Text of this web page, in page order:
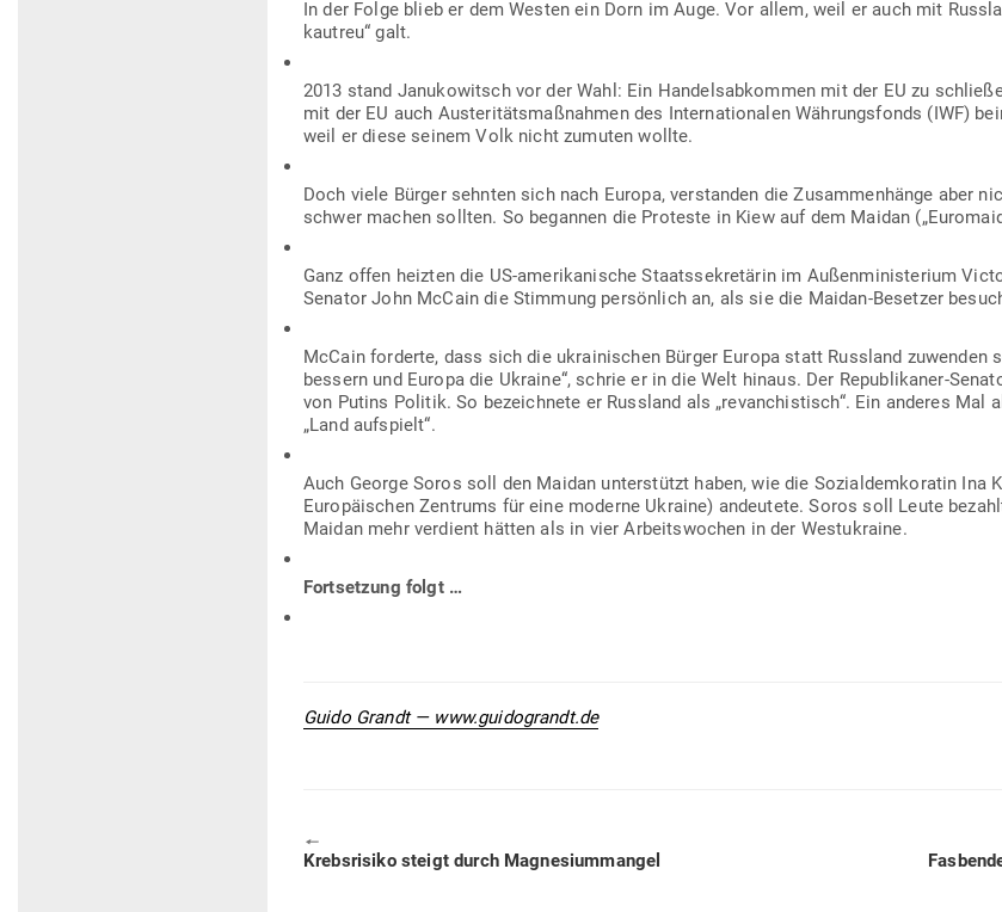
In der Folge blieb er dem Westen ein Dorn im Auge. Vor allem, weil er auch mit
kautreu“ galt.
2013 stand Janu­ko­witsch vor der Wahl: Ein Han­dels­ab­kommen mit der EU zu
mit der EU auch Austeri­täts­maß­nahmen des Inter­na­tio­nalen Wäh­rungs­fonds (IWF)
weil er diese seinem Volk nicht zumuten wollte.
Doch viele Bürger sehnten sich nach Europa, ver­standen die Zusam­men­hänge aber
schwer machen sollten. So begannen die Pro­teste in Kiew auf dem Maidan
Ganz offen heizten die US-ame­ri­ka­nische Staats­se­kre­tärin im Außen­mi­nis­terium
Senator John McCain die Stimmung per­sönlich an, als sie die Maidan-Besetzer
McCain for­derte, dass sich die ukrai­ni­schen Bürger Europa statt Russland zuwenden
bessern und Europa die Ukraine“, schrie er in die Welt hinaus. Der Repu­bli­kaner-
von Putins Politik. So bezeichnete er Russland als „revan­chis­tisch“. Ein anderes Mal
„Land aufspielt“.
Auch George Soros soll den Maidan unter­stützt haben, wie die Sozi­al­dem­ko­ratin Ina
Euro­päi­schen Zen­trums für eine moderne Ukraine) andeutete. Soros soll Leute
Maidan mehr ver­dient hätten als in vier Arbeits­wochen in der Westukraine.
Fort­setzung folgt …
Guido Grandt — www.guidograndt.de
🠔
Previous
Krebs­risiko steigt durch Magnesiummangel
Next